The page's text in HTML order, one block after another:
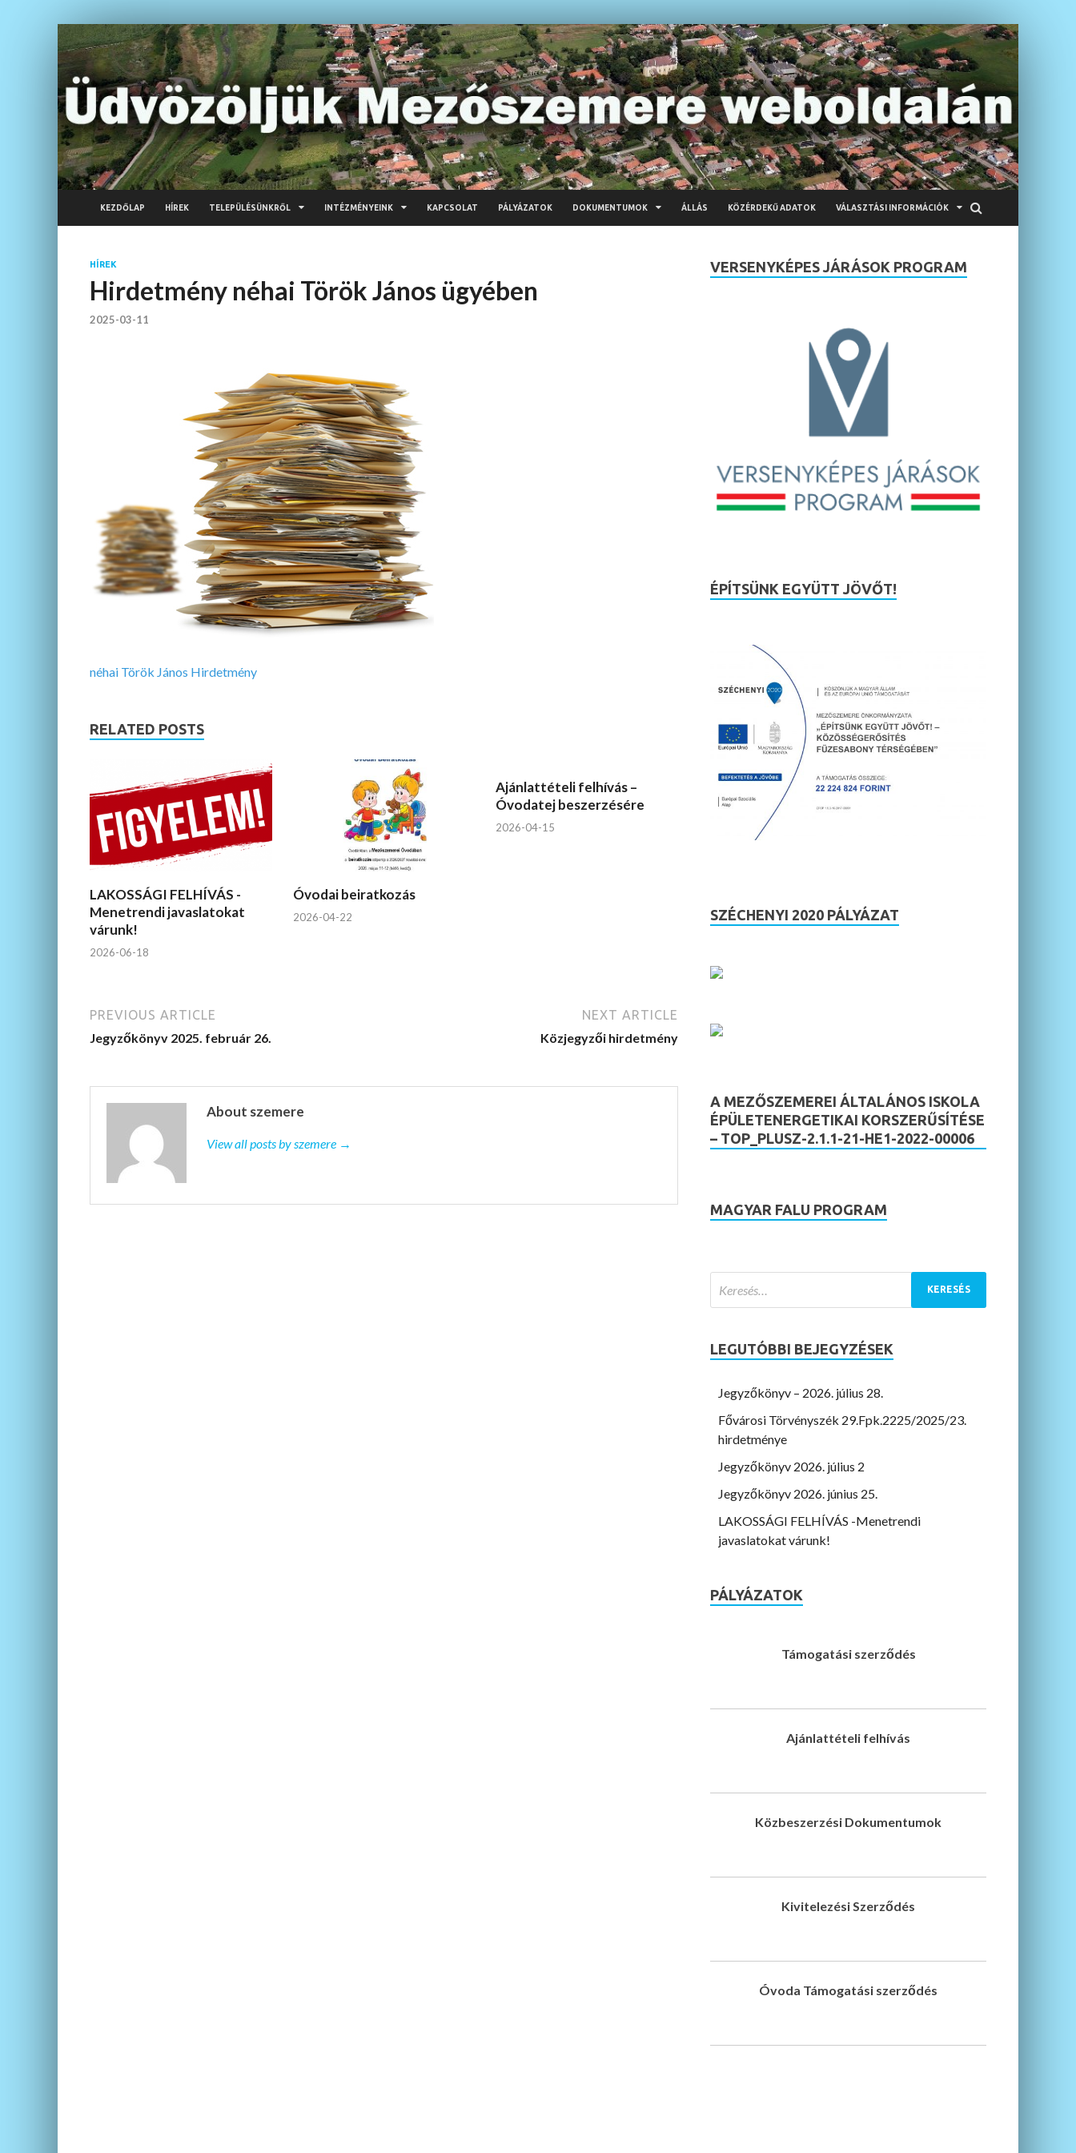
KEZDŐLAP HÍREK TELEPÜLÉSÜNKRŐL INTÉZMÉNYEINK KAPCSOLAT PÁLYÁZATOK DOKUMENTUMOK ÁLLÁS KÖZÉRDEKŰ ADATOK VÁLASZTÁSI INFORMÁCIÓK
HÍREK
Hirdetmény néhai Török János ügyében
2025-03-11
néhai Török János Hirdetmény
RELATED POSTS
LAKOSSÁGI FELHÍVÁS -
Menetrendi javaslatokat
várunk!
2026-06-18
Óvodai beiratkozás
2026-04-22
Ajánlattételi felhívás –
Óvodatej beszerzésére
2026-04-15
PREVIOUS ARTICLE
Jegyzőkönyv 2025. február 26.
NEXT ARTICLE
Közjegyzői hirdetmény
About szemere
View all posts by szemere →
VERSENYKÉPES JÁRÁSOK PROGRAM
ÉPÍTSÜNK EGYÜTT JÖVŐT!
SZÉCHENYI 2020 PÁLYÁZAT
A MEZŐSZEMEREI ÁLTALÁNOS ISKOLA
ÉPÜLETENERGETIKAI KORSZERŰSÍTÉSE
– TOP_PLUSZ-2.1.1-21-HE1-2022-00006
MAGYAR FALU PROGRAM
LEGUTÓBBI BEJEGYZÉSEK
Jegyzőkönyv – 2026. július 28.
Fővárosi Törvényszék 29.Fpk.2225/2025/23.
hirdetménye
Jegyzőkönyv 2026. július 2
Jegyzőkönyv 2026. június 25.
LAKOSSÁGI FELHÍVÁS -Menetrendi
javaslatokat várunk!
PÁLYÁZATOK
Támogatási szerződés
Ajánlattételi felhívás
Közbeszerzési Dokumentumok
Kivitelezési Szerződés
Óvoda Támogatási szerződés